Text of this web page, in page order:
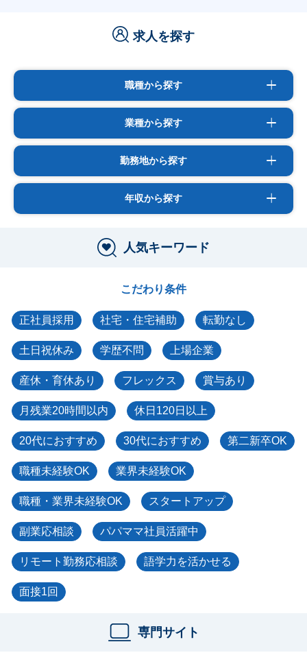
求人を探す
職種から探す
業種から探す
勤務地から探す
年収から探す
人気キーワード
こだわり条件
正社員採用 社宅・住宅補助 転勤なし
土日祝休み 学歴不問 上場企業
産休・育休あり フレックス 賞与あり
月残業20時間以内 休日120日以上
20代におすすめ 30代におすすめ 第二新卒OK
職種未経験OK 業界未経験OK
職種・業界未経験OK スタートアップ
副業応相談 パパママ社員活躍中
リモート勤務応相談 語学力を活かせる
面接1回
専門サイト